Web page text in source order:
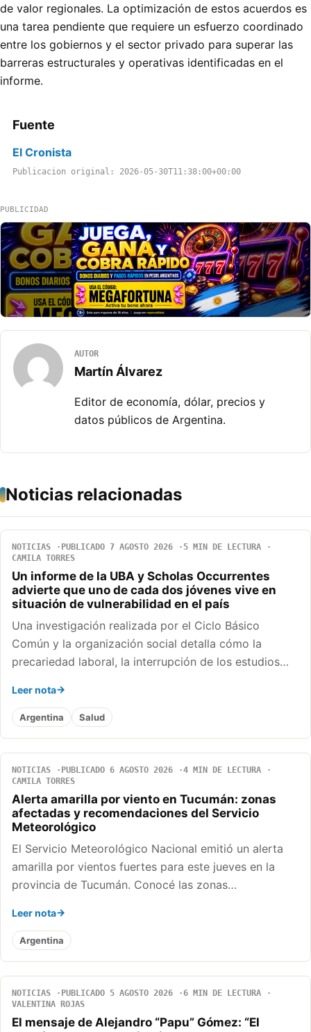
de valor regionales. La optimización de estos acuerdos es
una tarea pendiente que requiere un esfuerzo coordinado
entre los gobiernos y el sector privado para superar las
barreras estructurales y operativas identificadas en el
informe.
Fuente
El Cronista
Publicacion original: 2026-05-30T11:38:00+00:00
PUBLICIDAD
AUTOR
Martín Álvarez
Editor de economía, dólar, precios y
datos públicos de Argentina.
Noticias relacionadas
NOTICIAS PUBLICADO 7 AGOSTO 2026
5 MIN DE LECTURA
CAMILA TORRES
Un informe de la UBA y Scholas Occurrentes
advierte que uno de cada dos jóvenes vive en
situación de vulnerabilidad en el país
Una investigación realizada por el Ciclo Básico
Común y la organización social detalla cómo la
precariedad laboral, la interrupción de los estudios…
Leer nota
Argentina Salud
NOTICIAS PUBLICADO 6 AGOSTO 2026
4 MIN DE LECTURA
CAMILA TORRES
Alerta amarilla por viento en Tucumán: zonas
afectadas y recomendaciones del Servicio
Meteorológico
El Servicio Meteorológico Nacional emitió un alerta
amarilla por vientos fuertes para este jueves en la
provincia de Tucumán. Conocé las zonas…
Leer nota
Argentina
NOTICIAS PUBLICADO 5 AGOSTO 2026
6 MIN DE LECTURA
VALENTINA ROJAS
El mensaje de Alejandro “Papu” Gómez: “El